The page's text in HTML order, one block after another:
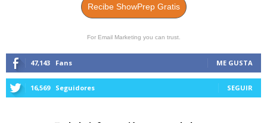
Recibe ShowPrep Gratis
For Email Marketing you can trust.
47,143 Fans ME GUSTA
16,569 Seguidores SEGUIR